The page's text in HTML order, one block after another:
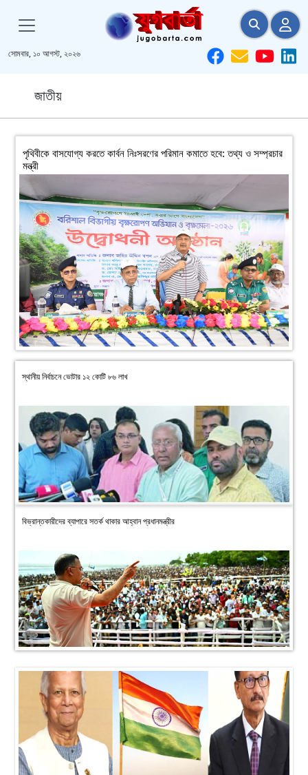
সোমবার, ১০ আগস্ট, ২০২৬
জাতীয়
পৃথিবীকে বাসযোগ্য করতে কার্বন নিঃসরণের পরিমান কমাতে হবে: তথ্য ও সম্প্রচার
মন্ত্রী
স্থানীয় নির্বাচনে ভোটার ১২ কোটি ৮৬ লাখ
বিভ্রান্তকারীদের ব্যাপারে সতর্ক থাকার আহ্বান প্রধানমন্ত্রীর